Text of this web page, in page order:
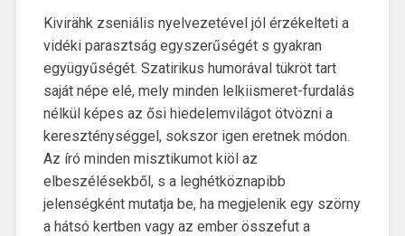
Kivirähk zseniális nyelvezetével jól érzékelteti a
vidéki parasztság egyszerűségét s gyakran
együgyűségét. Szatirikus humorával tükröt tart
saját népe elé, mely minden lelkiismeret-furdalás
nélkül képes az ősi hiedelemvilágot ötvözni a
kereszténységgel, sokszor igen eretnek módon.
Az író minden misztikumot kiöl az
elbeszélésekből, s a leghétköznapibb
jelenségként mutatja be, ha megjelenik egy szörny
a hátsó kertben vagy az ember összefut a